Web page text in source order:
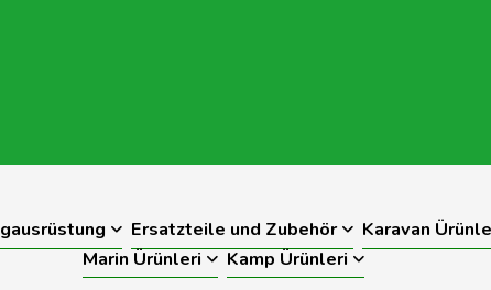
Ersatzteile und Zubehör Karavan
Marin Ürünleri
Kamp Ürünleri